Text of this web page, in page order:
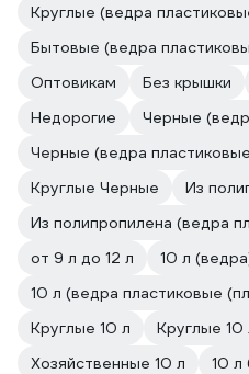
Круглые (ведра
Бытовые (ведра
Оптовикам
Без крышки
Недорогие
Черные
Черные (ведра
Круглые Черные
Из
от 9 л до 12 л
10 л
10 л (ведра пластиковые
Круглые 10 л
Круглые 10
Хозяйственные 10 л
10 л